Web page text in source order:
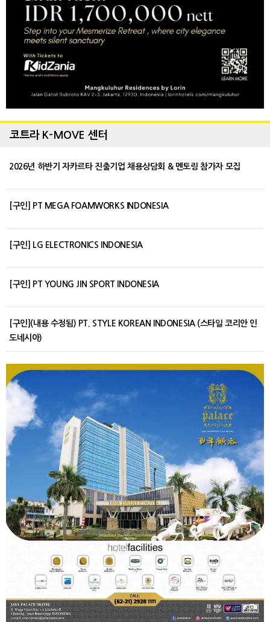
코트라 K-MOVE 센터
2026년 하반기 자카르타 진출기업 채용상담회 & 멘토링 참가자 모집
[구인] PT MEGA FOAMWORKS INDONESIA
[구인] LG ELECTRONICS INDONESIA
[구인] PT YOUNG JIN SPORT INDONESIA
[구인](내용 수정됨) PT. STYLE KOREAN INDONESIA (스타일 코리안 인
도네시아)